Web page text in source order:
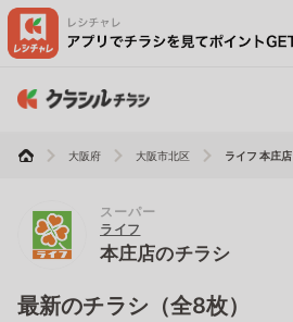
大阪府 大阪市北区 ライフ 本庄店
スーパー
ライフ
本庄店のチラシ
最新のチラシ（全8枚）